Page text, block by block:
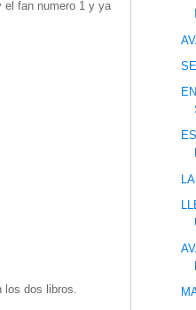
el fan numero 1 y ya
los dos libros.